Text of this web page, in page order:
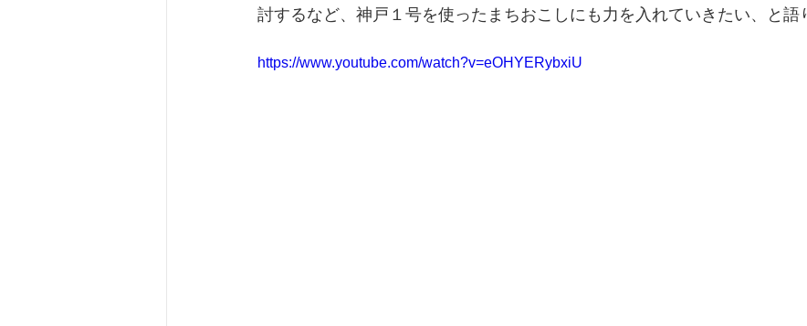
討するなど、神戸１号を使ったまちおこしにも力を入れていきたい、と語
https://www.youtube.com/watch?v=eOHYERybxiU